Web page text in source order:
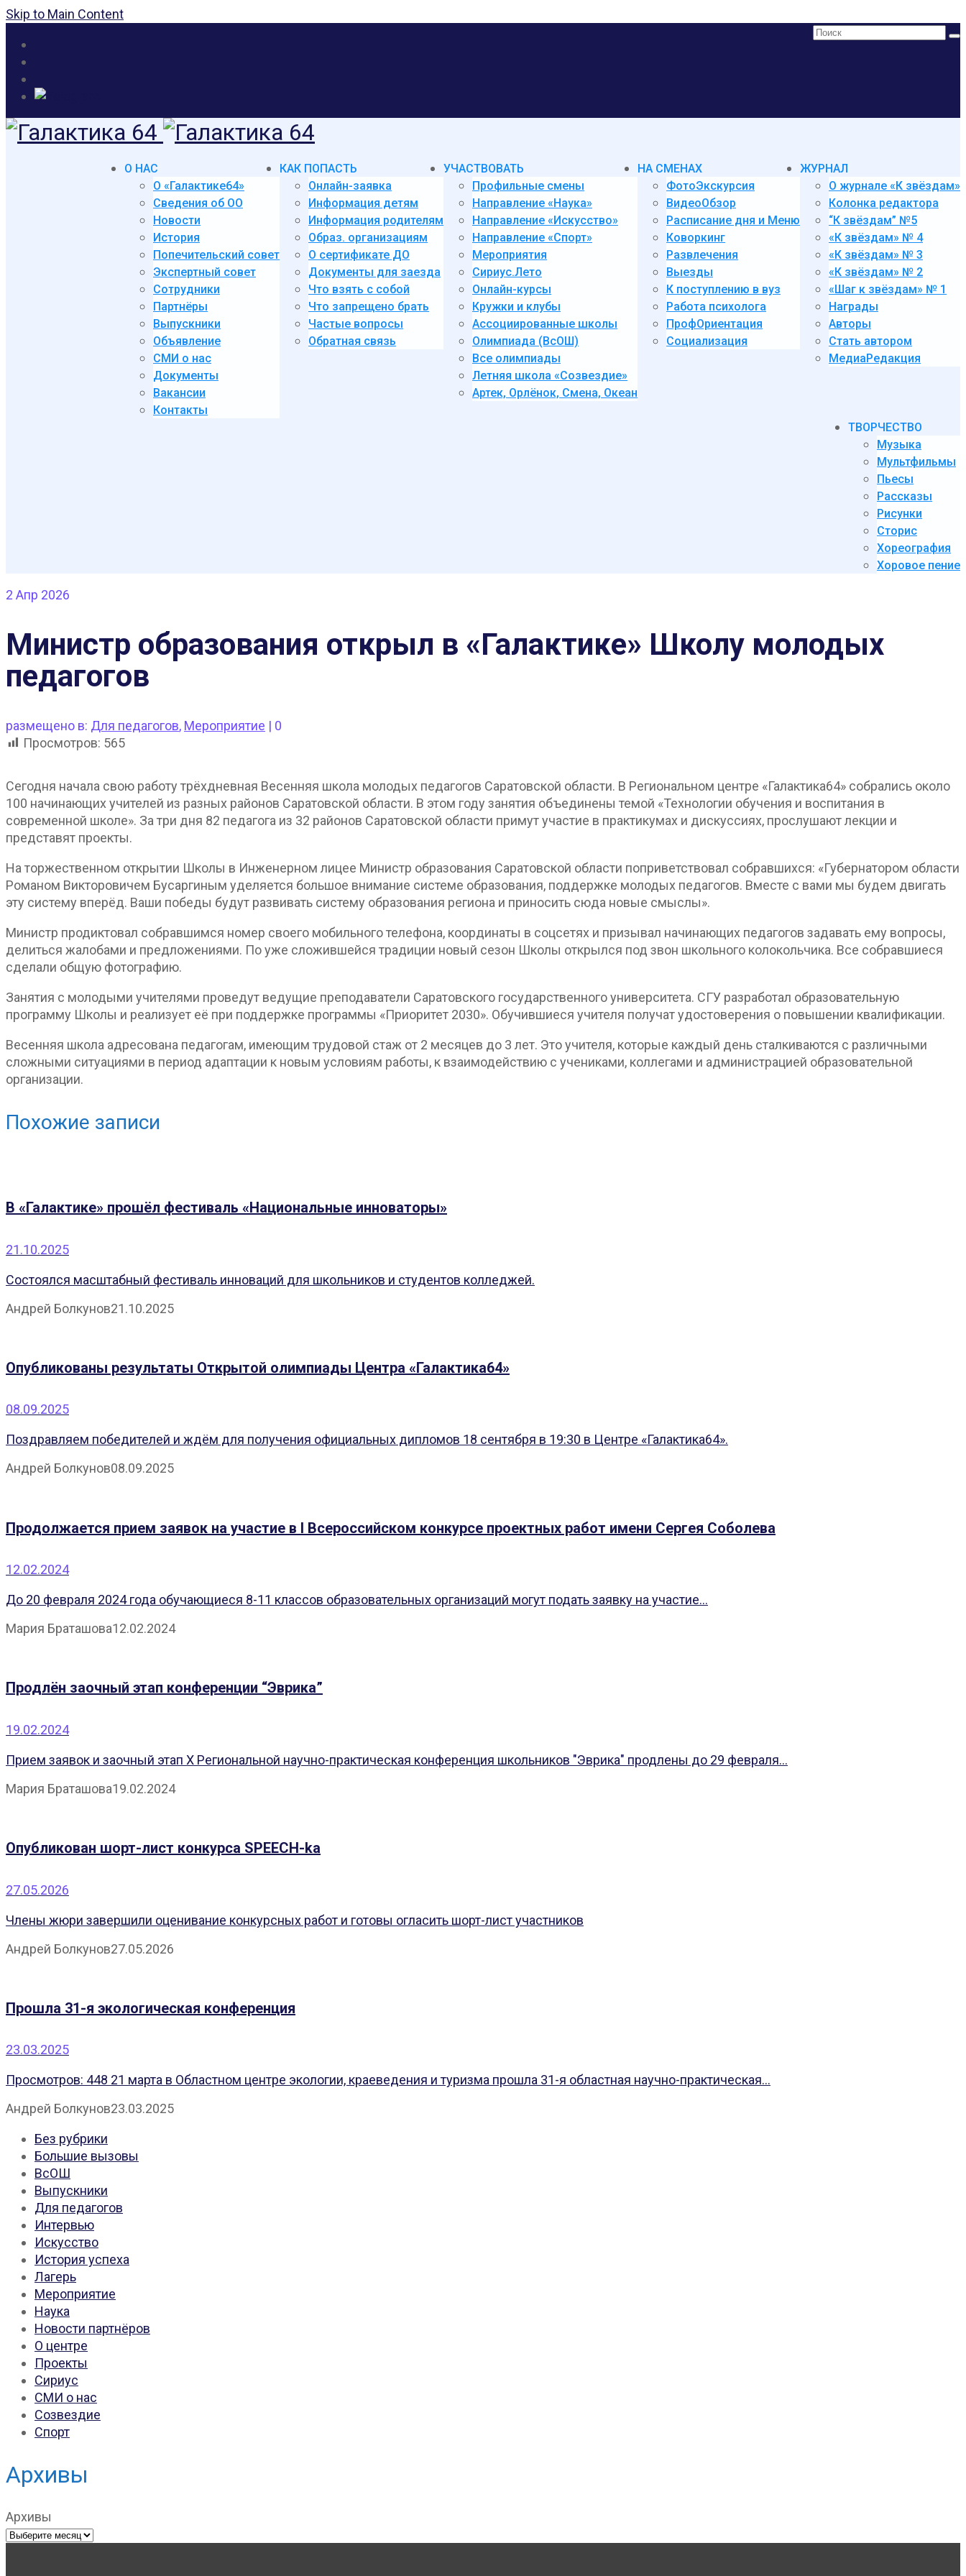
Skip to Main Content
Поиск:
О НАС
О «Галактике64»
Сведения об ОО
Новости
История
Попечительский совет
Экспертный совет
Сотрудники
Партнёры
Выпускники
Объявление
СМИ о нас
Документы
Вакансии
Контакты
КАК ПОПАСТЬ
Онлайн-заявка
Информация детям
Информация родителям
Образ. организациям
О сертификате ДО
Документы для заезда
Что взять с собой
Что запрещено брать
Частые вопросы
Обратная связь
УЧАСТВОВАТЬ
Профильные смены
Направление «Наука»
Направление «Искусство»
Направление «Спорт»
Мероприятия
Сириус.Лето
Онлайн-курсы
Кружки и клубы
Ассоциированные школы
Олимпиада (ВсОШ)
Все олимпиады
Летняя школа «Созвездие»
Артек, Орлёнок, Смена, Океан
НА СМЕНАХ
ФотоЭкскурсия
ВидеоОбзор
Расписание дня и Меню
Коворкинг
Развлечения
Выезды
К поступлению в вуз
Работа психолога
ПрофОриентация
Социализация
ЖУРНАЛ
О журнале «К звёздам»
Колонка редактора
“К звёздам” №5
«К звёздам» № 4
«К звёздам» № 3
«К звёздам» № 2
«Шаг к звёздам» № 1
Награды
Авторы
Стать автором
МедиаРедакция
ТВОРЧЕСТВО
Музыка
Мультфильмы
Пьесы
Рассказы
Рисунки
Сторис
Хореография
Хоровое пение
2 Апр 2026
Министр образования открыл в «Галактике» Школу молодых
педагогов
размещено в: Для педагогов, Мероприятие | 0
Просмотров: 565
Сегодня начала свою работу трёхдневная Весенняя школа молодых педагогов Саратовской области. В Региональном центре «Галактика64» собрались около
100 начинающих учителей из разных районов Саратовской области. В этом году занятия объединены темой «Технологии обучения и воспитания в
современной школе». За три дня 82 педагога из 32 районов Саратовской области примут участие в практикумах и дискуссиях, прослушают лекции и
представят проекты.
На торжественном открытии Школы в Инженерном лицее Министр образования Саратовской области поприветствовал собравшихся: «Губернатором области
Романом Викторовичем Бусаргиным уделяется большое внимание системе образования, поддержке молодых педагогов. Вместе с вами мы будем двигать
эту систему вперёд. Ваши победы будут развивать систему образования региона и приносить сюда новые смыслы».
Министр продиктовал собравшимся номер своего мобильного телефона, координаты в соцсетях и призывал начинающих педагогов задавать ему вопросы,
делиться жалобами и предложениями. По уже сложившейся традиции новый сезон Школы открылся под звон школьного колокольчика. Все собравшиеся
сделали общую фотографию.
Занятия с молодыми учителями проведут ведущие преподаватели Саратовского государственного университета. СГУ разработал образовательную
программу Школы и реализует её при поддержке программы «Приоритет 2030». Обучившиеся учителя получат удостоверения о повышении квалификации.
Весенняя школа адресована педагогам, имеющим трудовой стаж от 2 месяцев до 3 лет. Это учителя, которые каждый день сталкиваются с различными
сложными ситуациями в период адаптации к новым условиям работы, к взаимодействию с учениками, коллегами и администрацией образовательной
организации.
Похожие записи
В «Галактике» прошёл фестиваль «Национальные инноваторы»
21.10.2025
Состоялся масштабный фестиваль инноваций для школьников и студентов колледжей.
Андрей Болкунов21.10.2025
Опубликованы результаты Открытой олимпиады Центра «Галактика64»
08.09.2025
Поздравляем победителей и ждём для получения официальных дипломов 18 сентября в 19:30 в Центре «Галактика64».
Андрей Болкунов08.09.2025
Продолжается прием заявок на участие в I Всероссийском конкурсе проектных работ имени Сергея Соболева
12.02.2024
До 20 февраля 2024 года обучающиеся 8-11 классов образовательных организаций могут подать заявку на участие...
Мария Браташова12.02.2024
Продлён заочный этап конференции “Эврика”
19.02.2024
Прием заявок и заочный этап X Региональной научно-практическая конференция школьников "Эврика" продлены до 29 февраля...
Мария Браташова19.02.2024
Опубликован шорт-лист конкурса SPEECH-ka
27.05.2026
Члены жюри завершили оценивание конкурсных работ и готовы огласить шорт-лист участников
Андрей Болкунов27.05.2026
Прошла 31-я экологическая конференция
23.03.2025
Просмотров: 448 21 марта в Областном центре экологии, краеведения и туризма прошла 31-я областная научно-практическая...
Андрей Болкунов23.03.2025
Без рубрики
Большие вызовы
ВсОШ
Выпускники
Для педагогов
Интервью
Искусство
История успеха
Лагерь
Мероприятие
Наука
Новости партнёров
О центре
Проекты
Сириус
СМИ о нас
Созвездие
Спорт
Архивы
Архивы